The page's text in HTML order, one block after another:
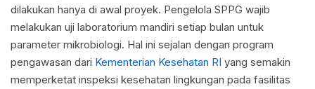
dilakukan hanya di awal proyek. Pengelola SPPG wajib
melakukan uji laboratorium mandiri setiap bulan untuk
parameter mikrobiologi. Hal ini sejalan dengan program
pengawasan dari Kementerian Kesehatan RI yang semakin
memperketat inspeksi kesehatan lingkungan pada fasilitas